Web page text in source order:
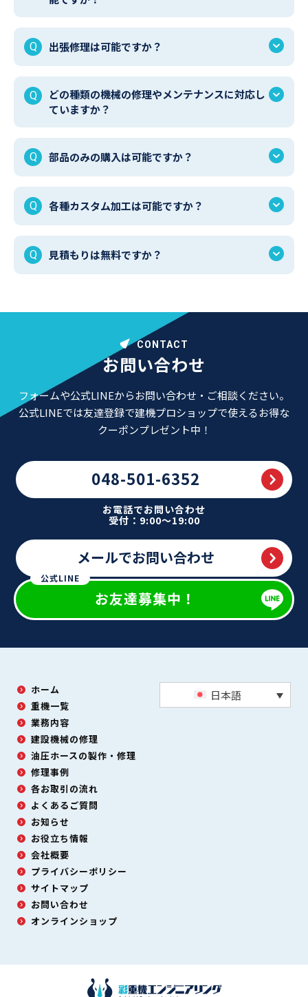
出張修理は可能ですか？
どの種類の機械の修理やメンテナンスに対応し
ていますか？
部品のみの購入は可能ですか？
各種カスタム加工は可能ですか？
見積もりは無料ですか？
CONTACT
お問い合わせ
フォームや公式LINEからお問い合わせ・ご相談ください。
公式LINEでは友達登録で建機プロショップで使えるお得な
クーポンプレゼント中！
048-501-6352
お電話でお問い合わせ
受付：9:00～19:00
メールでお問い合わせ
公式LINE
お友達募集中！
ホーム
重機一覧
業務内容
建設機械の修理
油圧ホースの製作・修理
修理事例
各お取引の流れ
よくあるご質問
お知らせ
お役立ち情報
会社概要
プライバシーポリシー
サイトマップ
お問い合わせ
オンラインショップ
日本語